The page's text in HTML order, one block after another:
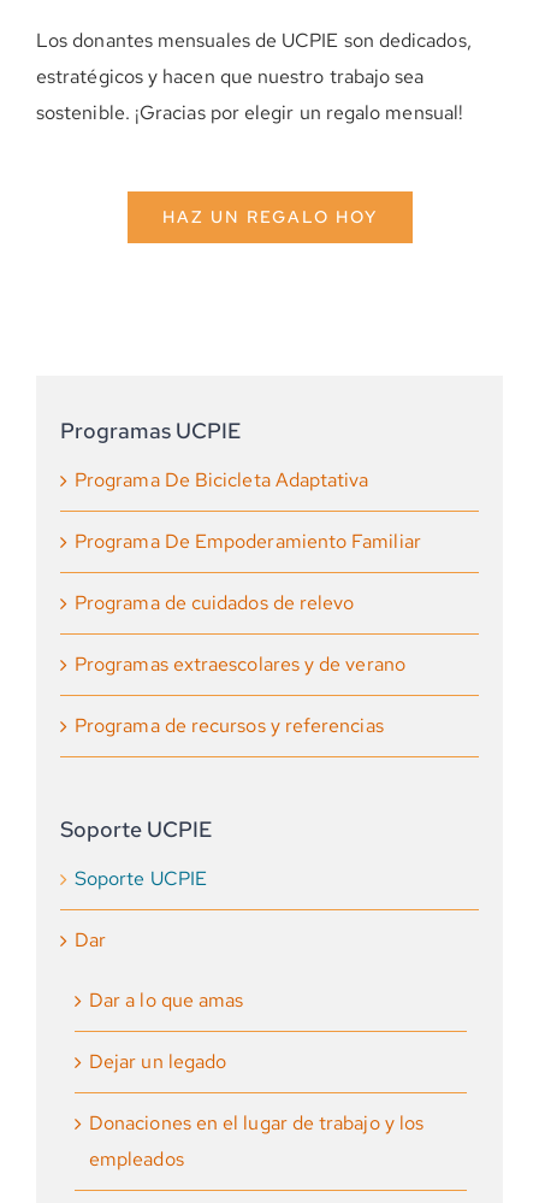
Los donantes mensuales de UCPIE son dedicados,
estratégicos y hacen que nuestro trabajo sea
sostenible. ¡Gracias por elegir un regalo mensual!
HAZ UN REGALO HOY
Programas UCPIE
Programa De Bicicleta Adaptativa
Programa De Empoderamiento Familiar
Programa de cuidados de relevo
Programas extraescolares y de verano
Programa de recursos y referencias
Soporte UCPIE
Soporte UCPIE
Dar
Dar a lo que amas
Dejar un legado
Donaciones en el lugar de trabajo y los
empleados